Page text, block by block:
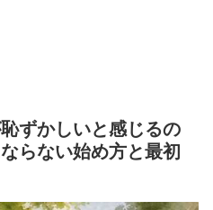
ずかしいと感じるの
らない始め方と最初